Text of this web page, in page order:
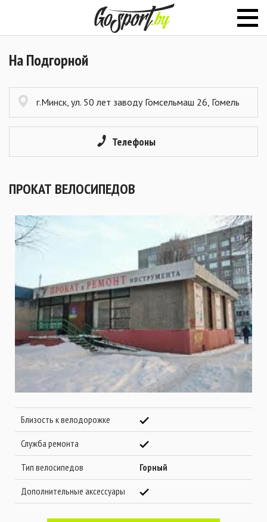
На Подгорной
г.Минск, ул. 50 лет заводу Гомсельмаш 26, Гомель
Телефоны
ПРОКАТ ВЕЛОСИПЕДОВ
Близость к велодорожке
Служба ремонта
Тип велосипедов
Горный
Дополнительные аксессуары